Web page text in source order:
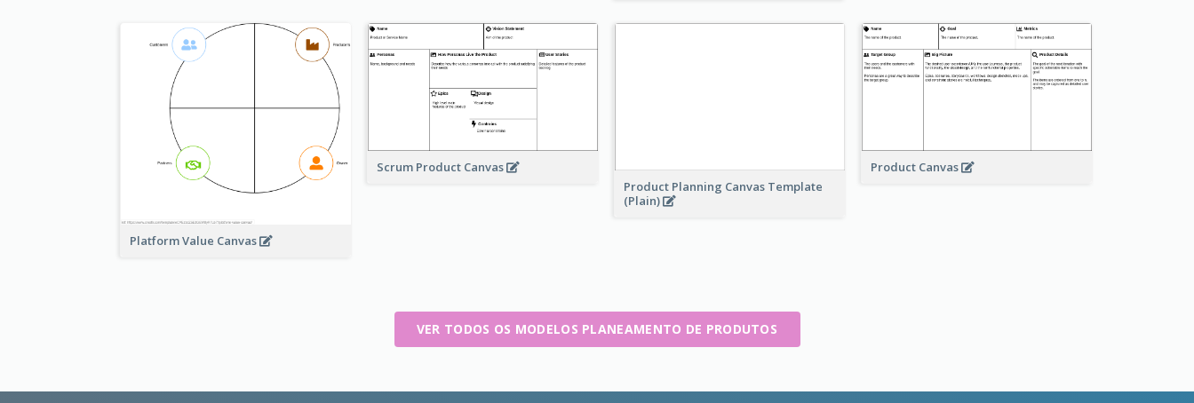
Platform Value Canvas
Scrum Product Canvas
Product Planning Canvas Template
(Plain)
Product Canvas
VER TODOS OS MODELOS PLANEAMENTO DE PRODUTOS